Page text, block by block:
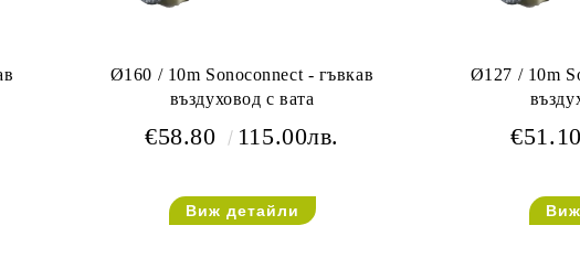
Ø160 / 10m Sonoconnect - гъвкав
въздуховод с вата
€58.80 115.00лв.
Виж детайли
Ø127 / 10m
€51.10